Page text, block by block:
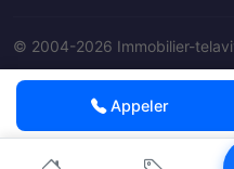
Appeler
© 2004-2026 Immobilier-
Nos Agents